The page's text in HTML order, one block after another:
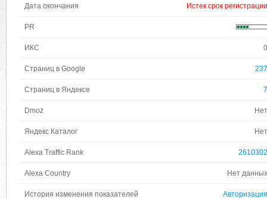
Дата окончания Истек срок регистрации
PR
ИКС 0
Страниц в Google 237
Страниц в Яндексе 7
Dmoz Нет
Яндекс Каталог Нет
Alexa Traffic Rank 2610302
Alexa Country Нет данных
История изменения показателей Авторизация